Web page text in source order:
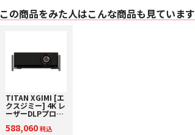
この商品をみた人はこんな商品も見ています
TITAN XGIMI [エ
クスジミー] 4K レ
ーザーDLPプロジ
定額20%アップ実
588,060 税込